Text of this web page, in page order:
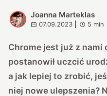
J
Joanna Marteklas
07.09.2023 5 min
Chrome jest już z nami
postanowił uczcić
a jak lepiej to zrobić,
niej nowe ulepszenia?